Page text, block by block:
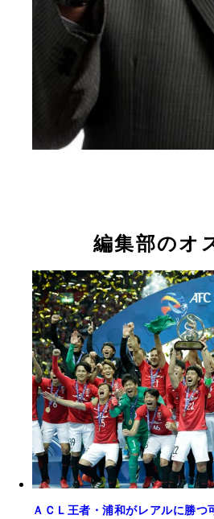
編集部のオ
ＡＣＬ王者・浦和がレアルに勝